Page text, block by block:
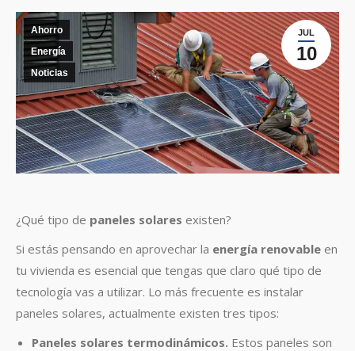
JUL
10
Ahorro
Energía
Noticias
¿Qué tipo de paneles solares existen?
Si estás pensando en aprovechar la energía renovable en
tu vivienda es esencial que tengas que claro qué tipo de
tecnología vas a utilizar. Lo más frecuente es instalar
paneles solares, actualmente existen tres tipos:
Paneles solares termodinámicos. Estos paneles son